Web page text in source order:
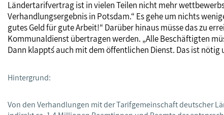
Ländertarifvertrag ist in vielen Teilen nicht mehr
Verhandlungsergebnis in Potsdam.“ Es gehe um nichts
gutes Geld für gute Arbeit!“ Darüber hinaus müsse das zu
Kommunaldienst übertragen werden. „Alle Beschäftigten
Dann klappt´s auch mit dem öffentlichen Dienst. Das ist nötig
Hintergrund:
Von den Verhandlungen mit der Tarifgemeinschaft deutscher